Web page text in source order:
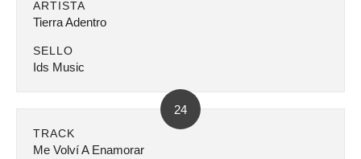
ARTISTA
Tierra Adentro
SELLO
Ids Music
24
TRACK
Me Volví A Enamorar